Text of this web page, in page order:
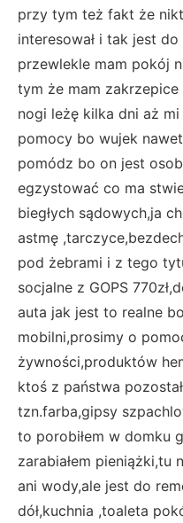
przy tym też fakt że
interesował i tak jest
przewlekle mam pokój
tym że mam
nogi leżę kilka dni aż
pomocy bo wujek
pomódz bo on jest
egzystować co ma
biegłych sądowych,ja
astmę
pod żebrami i z tego
socjalne z GOPS
auta jak jest to realne
mobilni,prosimy o
żywności,produktów
ktoś z państwa
tzn.farba,gipsy
to porobiłem w domku
zarabiałem pieniążki,tu
ani wody,ale jest do
dół,kuchnia ,toaleta